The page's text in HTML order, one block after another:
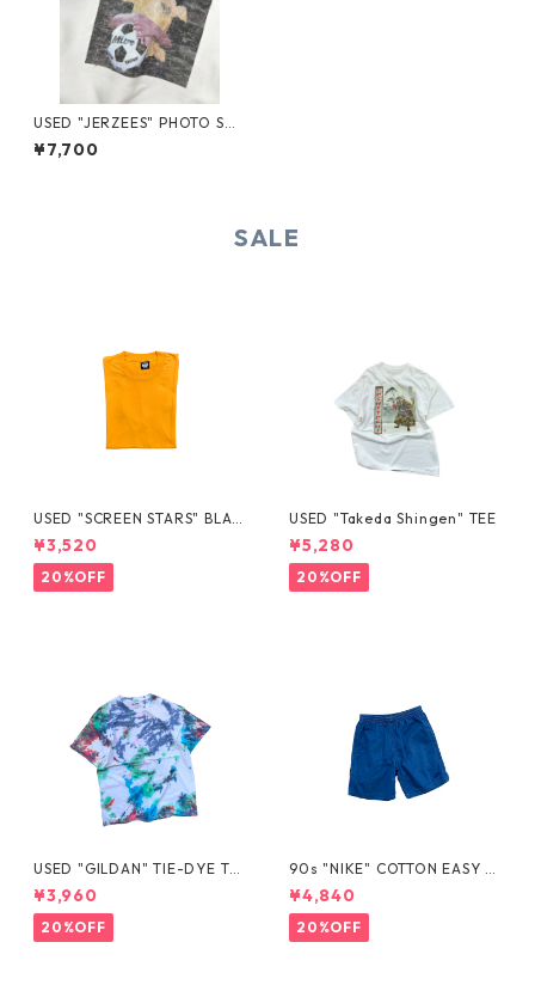
USED "JERZEES" PHOTO SW
EAT
¥7,700
SALE
USED "SCREEN STARS" BLAN
K TEE
¥3,520
20%OFF
USED "Takeda Shingen" TEE
¥5,280
20%OFF
USED "GILDAN" TIE-DYE TE
E
¥3,960
20%OFF
90s "NIKE" COTTON EASY S
HORTS
¥4,840
20%OFF